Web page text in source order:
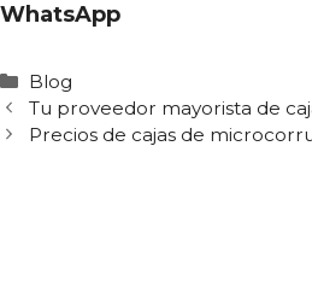
WhatsApp
Categorías
Blog
Tu proveedor mayorista de
Precios de cajas de